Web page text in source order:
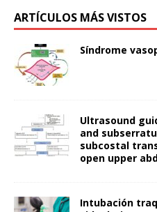
ARTÍCULOS MÁS VISTOS
Síndrome
Ultrasound
and
subcostal
open upper
Intubación